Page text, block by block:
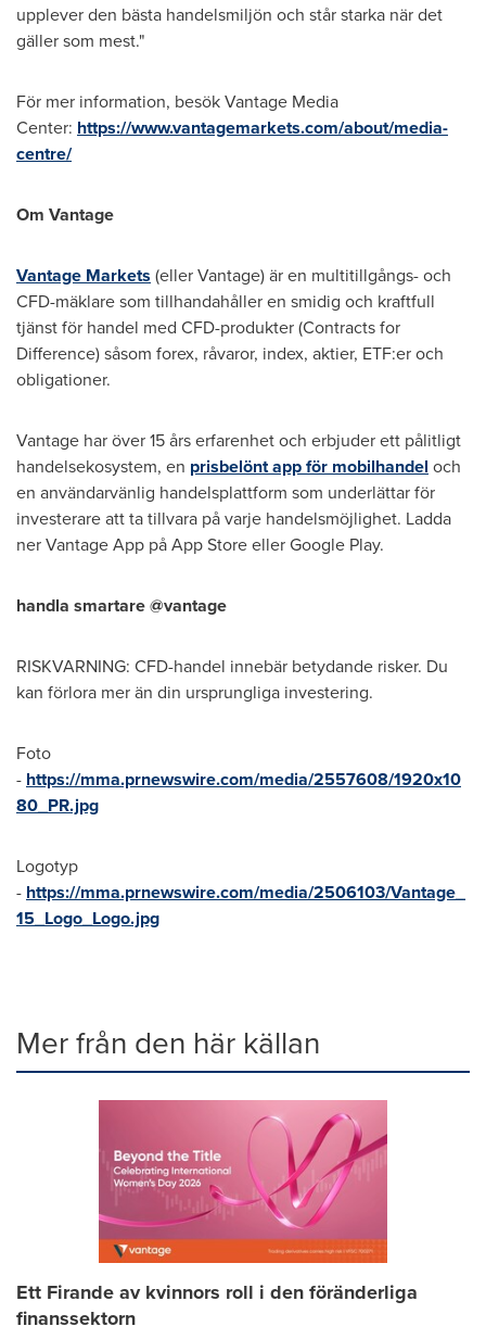
upplever den bästa handelsmiljön och står starka när det
gäller som mest."
För mer information, besök Vantage Media
Center: https://www.vantagemarkets.com/about/media-
centre/
Om Vantage
Vantage Markets (eller Vantage) är en multitillgångs- och
CFD-mäklare som tillhandahåller en smidig och kraftfull
tjänst för handel med CFD-produkter (Contracts for
Difference) såsom forex, råvaror, index, aktier, ETF:er och
obligationer.
Vantage har över 15 års erfarenhet och erbjuder ett pålitligt
handelsekosystem, en prisbelönt app för mobilhandel och
en användarvänlig handelsplattform som underlättar för
investerare att ta tillvara på varje handelsmöjlighet. Ladda
ner Vantage App påApp Storeeller Google Play.
handla smartare @vantage
RISKVARNING: CFD-handel innebär betydande risker. Du
kan förlora mer än din ursprungliga investering.
Foto
- https://mma.prnewswire.com/media/2557608/1920x10
80_PR.jpg
Logotyp
- https://mma.prnewswire.com/media/2506103/Vantage_
15_Logo_Logo.jpg
Mer från den här källan
Ett Firande av kvinnors roll i den föränderliga
finanssektorn